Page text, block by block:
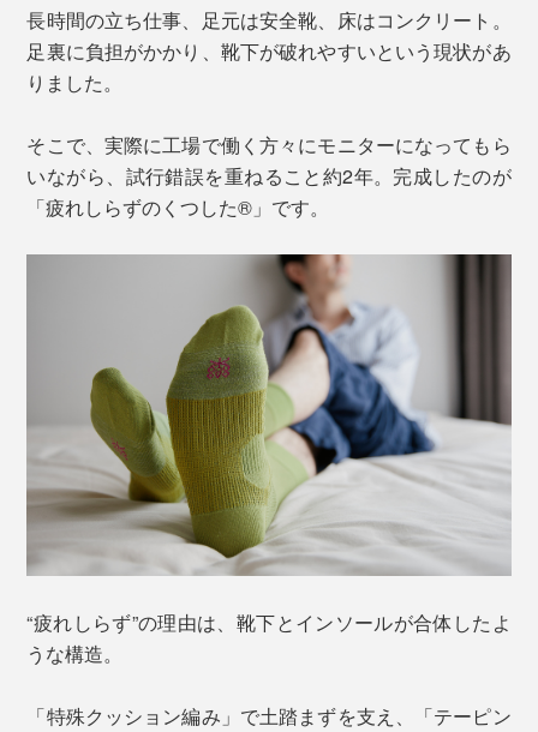
長時間の立ち仕事、足元は安全靴、床はコンクリート。
足裏に負担がかかり、靴下が破れやすいという現状があ
りました。
そこで、実際に工場で働く方々にモニターになってもら
いながら、試行錯誤を重ねること約2年。完成したのが
「疲れしらずのくつした®」です。
“疲れしらず”の理由は、靴下とインソールが合体したよ
うな構造。
「特殊クッション編み」で土踏まずを支え、「テーピン